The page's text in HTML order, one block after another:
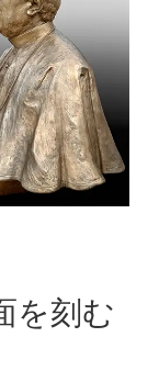
を刻む